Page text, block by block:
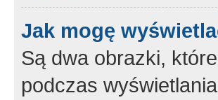
Jak mogę
Są dwa obrazki,
podczas